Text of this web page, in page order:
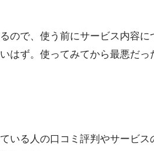
ので、使う前にサービス内容に
はず。使ってみてから最悪だ
いる人の口コミ評判やサービス